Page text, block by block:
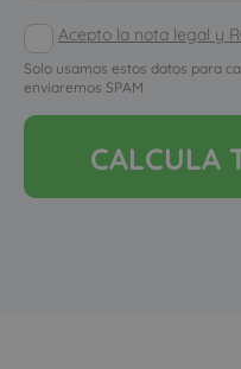
Acepto la nota legal y
Solo usamos estos datos para
enviaremos SPAM
CALCULA